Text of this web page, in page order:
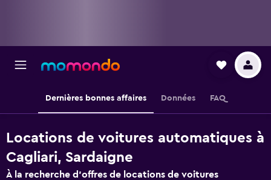
Dernières bonnes affaires Données FAQ
Locations de voitures automatiques à
Cagliari, Sardaigne
À la recherche d'offres de locations de voitures